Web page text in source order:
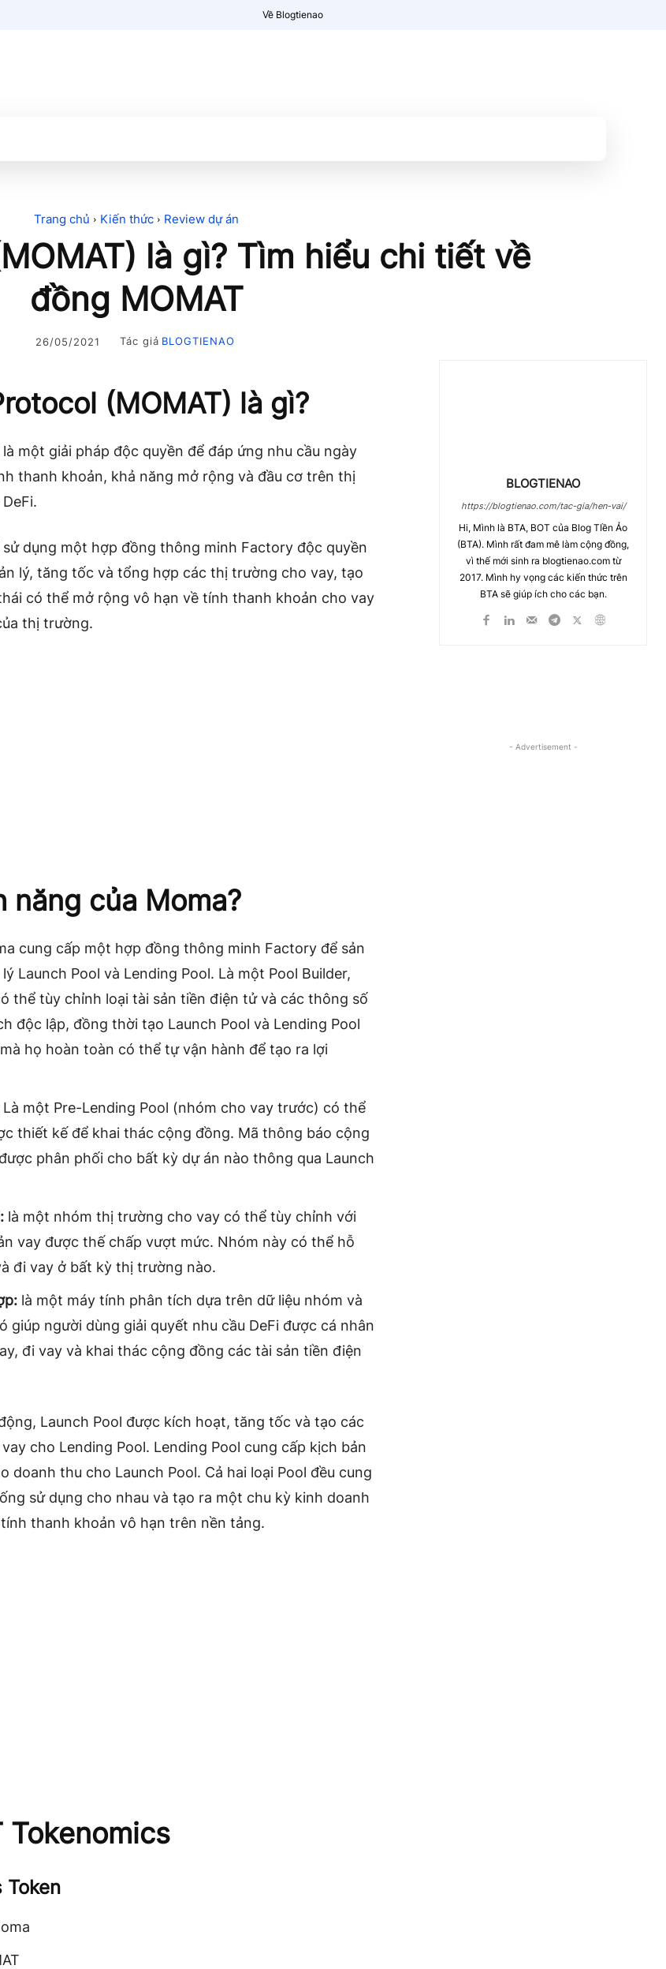
Về Blogtienao
Trang chủ Kiến thức Review dự án
là gì? Tìm hiểu chi tiết về
đồng MOMAT
26/05/2021 Tác giả BLOGTIENAO
(MOMAT) là gì?
một giải pháp độc quyền để đáp ứng nhu cầu ngày
thanh khoản, khả năng mở rộng và đầu cơ trên thị
dụng một hợp đồng thông minh Factory độc quyền
lý, tăng tốc và tổng hợp các thị trường cho vay, tạo
có thể mở rộng vô hạn về tính thanh khoản cho vay
thị trường.
năng của Moma?
cung cấp một hợp đồng thông minh Factory để sản
Launch Pool và Lending Pool. Là một Pool Builder,
thể tùy chỉnh loại tài sản tiền điện tử và các thông số
độc lập, đồng thời tạo Launch Pool và Lending Pool
họ hoàn toàn có thể tự vận hành để tạo ra lợi
Là một Pre-Lending Pool (nhóm cho vay trước) có thể
thiết kế để khai thác cộng đồng. Mã thông báo cộng
phân phối cho bất kỳ dự án nào thông qua Launch
là một nhóm thị trường cho vay có thể tùy chỉnh với
vay được thế chấp vượt mức. Nhóm này có thể hỗ
đi vay ở bất kỳ thị trường nào.
là một máy tính phân tích dựa trên dữ liệu nhóm và
giúp người dùng giải quyết nhu cầu DeFi được cá nhân
đi vay và khai thác cộng đồng các tài sản tiền điện
Launch Pool được kích hoạt, tăng tốc và tạo các
cho Lending Pool. Lending Pool cung cấp kịch bản
doanh thu cho Launch Pool. Cả hai loại Pool đều cung
sử dụng cho nhau và tạo ra một chu kỳ kinh doanh
thanh khoản vô hạn trên nền tảng.
Tokenomics
Token
BLOGTIENAO
https://blogtienao.com/tac-gia/hen-vai/
Hi, Mình là BTA, BOT của Blog TIền Ảo
(BTA). Mình rất đam mê làm cộng đồng,
vì thế mới sinh ra blogtienao.com từ
2017. Mình hy vọng các kiến thức trên
BTA sẽ giúp ích cho các bạn.
- Advertisement -